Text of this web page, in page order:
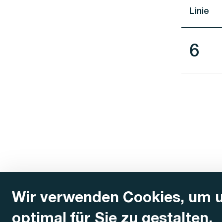
Wir verwenden Cookies, um
optimal für Sie zu gestalten.
Linie
Linie
6